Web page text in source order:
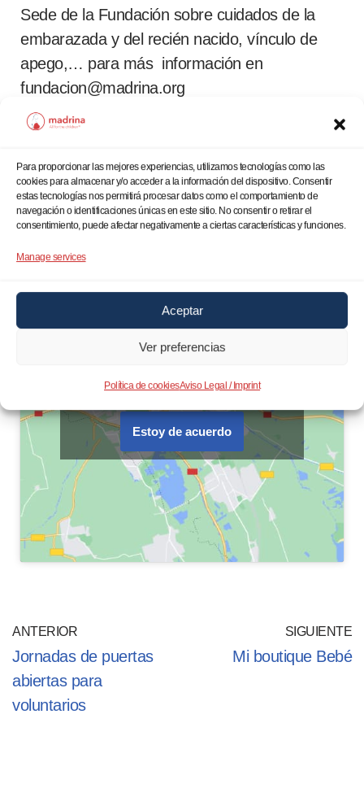
Para proporcionar las mejores experiencias, utilizamos tecnologías como las
cookies para almacenar y/o acceder a la información del dispositivo. Consentir
estas tecnologías nos permitirá procesar datos como el comportamiento de
navegación o identificaciones únicas en este sitio. No consentir o retirar el
consentimiento, puede afectar negativamente a ciertas características y funciones.
Manage services
Aceptar
Ver preferencias
Política de cookiesAviso Legal / Imprint
Sede de la Fundación sobre cuidados de la
embarazada y del recién nacido, vínculo de
apego,… para más información en
fundacion@madrina.org
>>Asistir Jornada de Salud Maternal
Haz clic en «Estoy de acuerdo» para activar
Política de cookies
Estoy de acuerdo
ANTERIOR
Jornadas de puertas
abiertas para
voluntarios
SIGUIENTE
Mi boutique Bebé